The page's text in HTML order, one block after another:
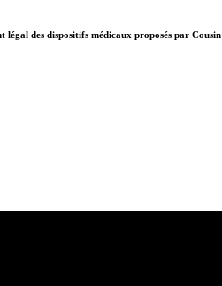
légal des dispositifs médicaux proposés par Cousin